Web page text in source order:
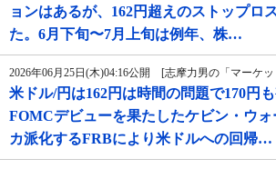
ョンはあるが、162円超えのストップロ
た。6月下旬〜7月上旬は例年、株…
2026年06月25日(木)04:16公開 [志摩力男の「マーケ
米ドル/円は162円は時間の問題で170円
FOMCデビューを果たしたケビン・ウォ
カ派化するFRBにより米ドルへの回帰…